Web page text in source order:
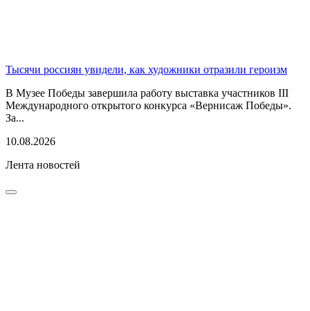
Тысячи россиян увидели, как художники отразили героизм
В Музее Победы завершила работу выставка участников III
Международного открытого конкурса «Вернисаж Победы».
За...
10.08.2026
Лента новостей